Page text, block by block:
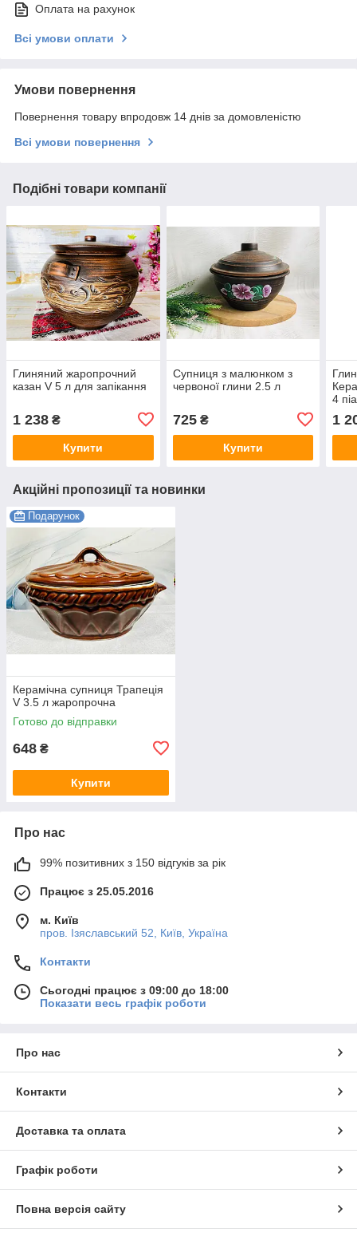
Оплата на рахунок
Всі умови оплати
Умови повернення
Повернення товару впродовж 14 днів за домовленістю
Всі умови повернення
Подібні товари компанії
Глиняний жаропрочний
казан V 5 л для запікання
1 238 ₴
Купити
Супниця з малюнком з
червоної глини 2.5 л
725₴
Купити
4
1
Акційні пропозиції та новинки
Подарунок
Керамічна супниця Трапеція
V 3.5 л жаропрочна
Готово до відправки
648 ₴
Купити
Про нас
99% позитивних з 150 відгуків за рік
Працює з 25.05.2016
м. Київ
пров. Ізяславський 52, Київ, Україна
Контакти
Сьогодні працює з 09:00 до 18:00
Показати весь графік роботи
Про нас
Контакти
Доставка та оплата
Графік роботи
Повна версія сайту